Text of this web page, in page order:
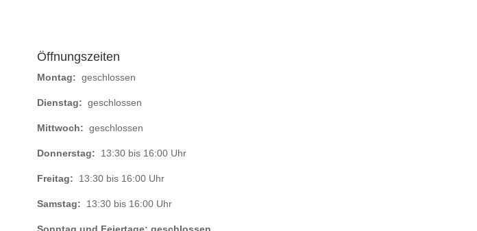
Öffnungszeiten
Montag: geschlossen
Dienstag: geschlossen
Mittwoch: geschlossen
Donnerstag: 13:30 bis 16:00 Uhr
Freitag: 13:30 bis 16:00 Uhr
Samstag: 13:30 bis 16:00 Uhr